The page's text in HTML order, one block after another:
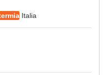
Italia